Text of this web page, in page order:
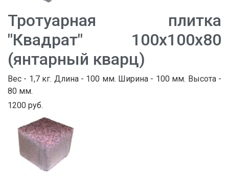
Тротуарная плитка
"Квадрат" 100х100х80
(янтарный кварц)
Вес - 1,7 кг. Длина - 100 мм. Ширина - 100 мм. Высота -
80 мм.
1200 руб.